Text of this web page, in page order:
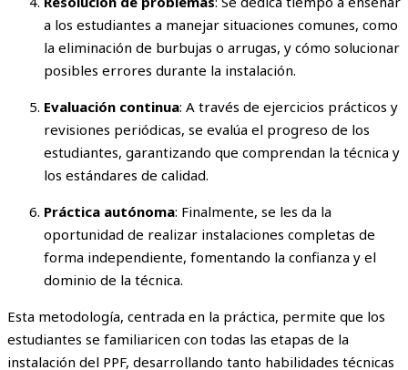
a los estudiantes a manejar situaciones comunes, como
la eliminación de burbujas o arrugas, y cómo solucionar
posibles errores durante la instalación.
Evaluación continua: A través de ejercicios prácticos y
revisiones periódicas, se evalúa el progreso de los
estudiantes, garantizando que comprendan la técnica y
los estándares de calidad.
Práctica autónoma: Finalmente, se les da la
oportunidad de realizar instalaciones completas de
forma independiente, fomentando la confianza y el
dominio de la técnica.
Esta metodología, centrada en la práctica, permite que los
estudiantes se familiaricen con todas las etapas de la
instalación del PPF, desarrollando tanto habilidades técnicas